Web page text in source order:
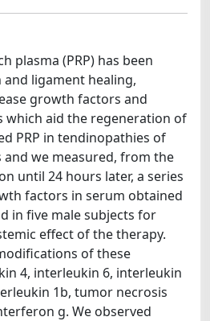
plasma (PRP) has been
ligament healing,
growth factors and
which aid the regeneration of
PRP in tendinopathies of
we measured, from the
until 24 hours later, a series
factors in serum obtained
in five male subjects for
effect of the therapy.
of these
4, interleukin 6, interleukin
1b, tumor necrosis
g. We observed